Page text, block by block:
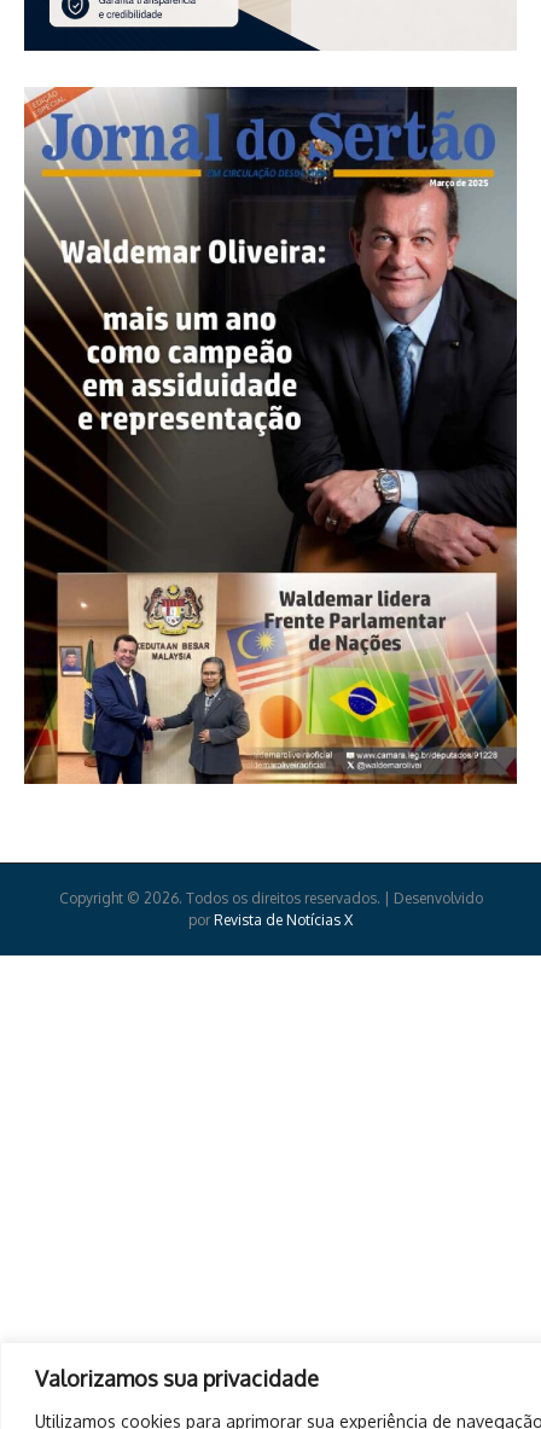
Valorizamos sua privacidade
Utilizamos cookies para aprimorar sua experiência de
Copyright © 2026. Todos os direitos reservados. | Desenvolvido
por Revista de Notícias X